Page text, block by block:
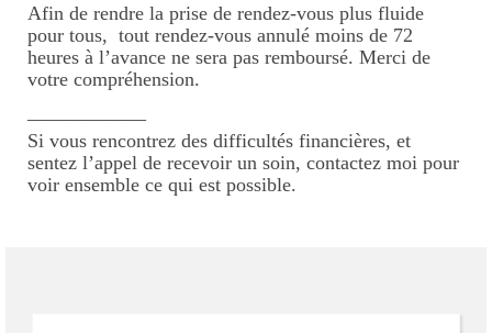
Afin de rendre la prise de rendez-vous plus fluide
pour tous, tout rendez-vous annulé moins de 72
heures à l’avance ne sera pas remboursé. Merci de
votre compréhension.
——————
Si vous rencontrez des difficultés financières, et
sentez l’appel de recevoir un soin, contactez moi pour
voir ensemble ce qui est possible.